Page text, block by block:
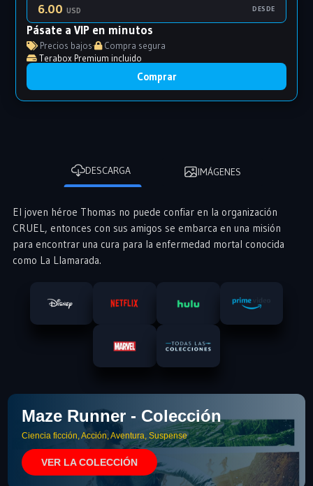
6.00USD DESDE
Pásate a VIP en minutos
Precios bajos·
Compra segura
Terabox Premium incluido
Comprar
DESCARGA IMÁGENES
El joven héroe Thomas no puede confiar en la organización
CRUEL, entonces con sus amigos se embarca en una misión
para encontrar una cura para la enfermedad mortal conocida
como La Llamarada.
Maze Runner - Colección
Ciencia ficción, Acción, Aventura, Suspense
VER LA COLECCIÓN